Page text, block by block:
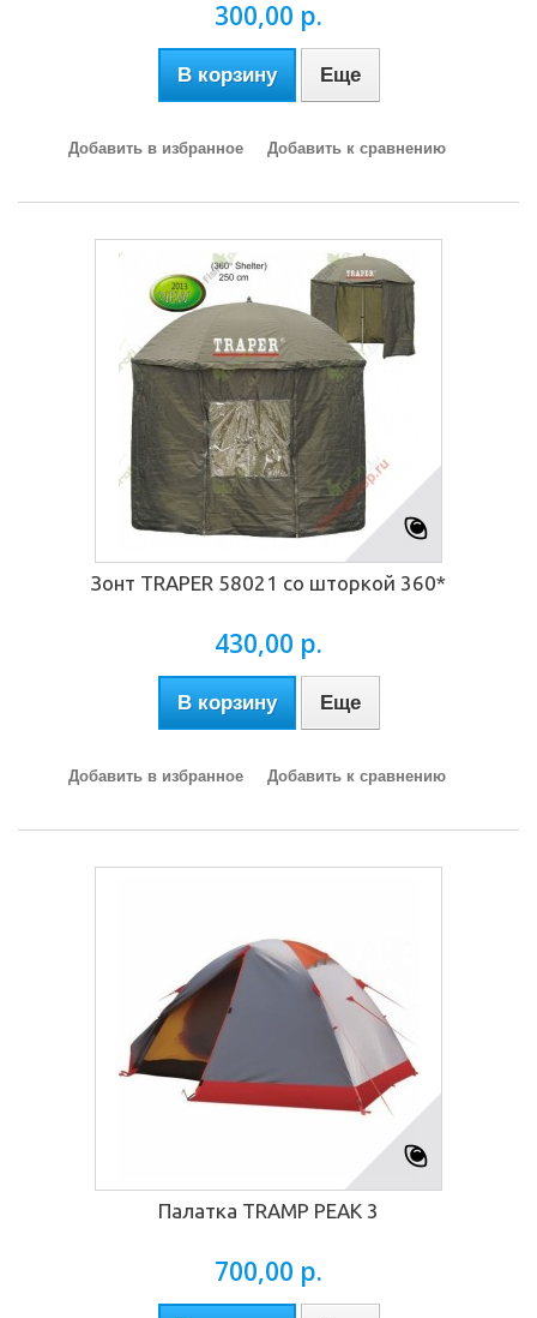
300,00 р.
В корзину Еще
Добавить в избранное Добавить к сравнению
Зонт TRAPER 58021 со шторкой 360*
430,00 р.
В корзину Еще
Добавить в избранное Добавить к сравнению
Палатка TRAMP PEAK 3
700,00 р.